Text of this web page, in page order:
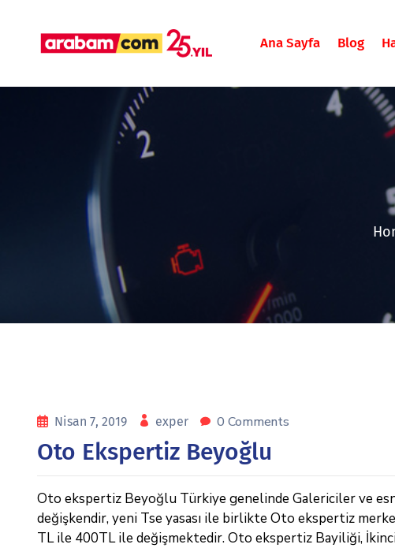
Ana Sayfa Blog
Nisan 7, 2019 exper 0 Comments
Oto Ekspertiz Beyoğlu
Oto ekspertiz Beyoğlu Türkiye genelinde Galericiler ve
değişkendir, yeni Tse yasası ile birlikte Oto ekspertiz
TL ile 400TL ile değişmektedir. Oto ekspertiz Bayiliği,